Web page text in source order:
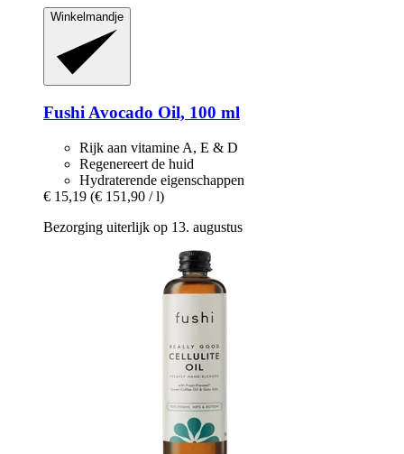
Winkelmandje
Fushi Avocado Oil, 100 ml
Rijk aan vitamine A, E & D
Regenereert de huid
Hydraterende eigenschappen
€ 15,19 (€ 151,90 / l)
Bezorging uiterlijk op 13. augustus